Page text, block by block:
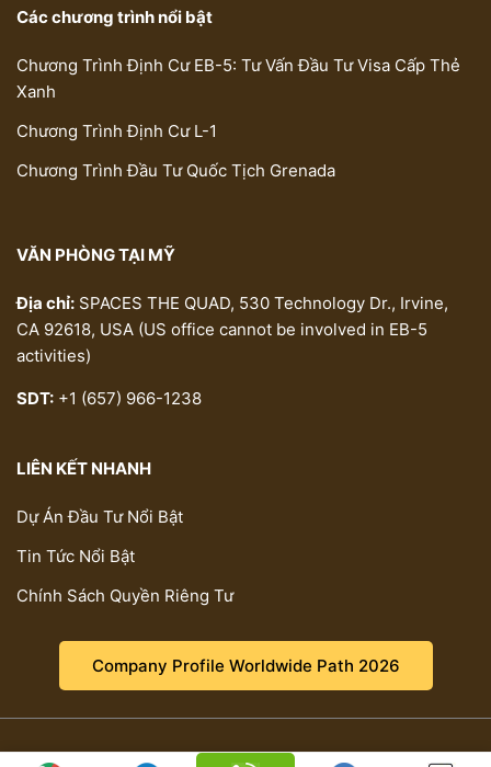
Các chương trình nổi bật
Chương Trình Định Cư EB-5: Tư Vấn Đầu Tư Visa Cấp Thẻ
Xanh
Chương Trình Định Cư L-1
Chương Trình Đầu Tư Quốc Tịch Grenada
VĂN PHÒNG TẠI MỸ
Địa chỉ: SPACES THE QUAD, 530 Technology Dr., Irvine,
CA 92618, USA (US office cannot be involved in EB-5
activities)
SDT: +1 (657) 966-1238
LIÊN KẾT NHANH
Dự Án Đầu Tư Nổi Bật
Tin Tức Nổi Bật
Chính Sách Quyền Riêng Tư
Company Profile Worldwide Path 2026